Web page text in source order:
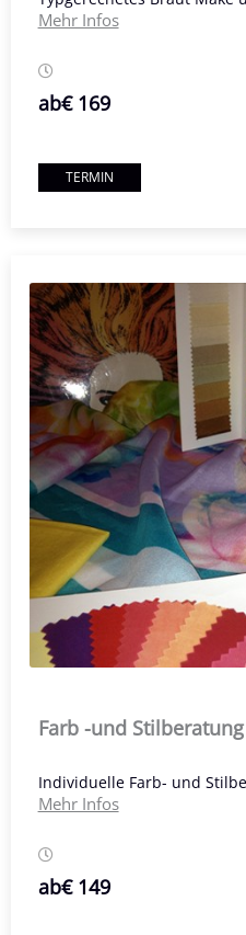
Mehr Infos
ab€ 169
TERMIN
Farb -und Stilberatung
Individuelle Farb- und
Mehr Infos
ab€ 149